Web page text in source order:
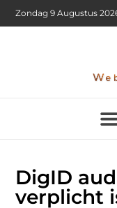
Zondag 9 Augustus
DigID
verplicht